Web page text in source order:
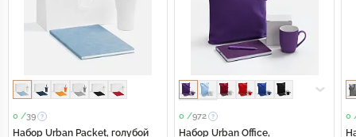
0 /39
Набор Urban Packet, голубой
0 /972
Набор Urban Office,
0